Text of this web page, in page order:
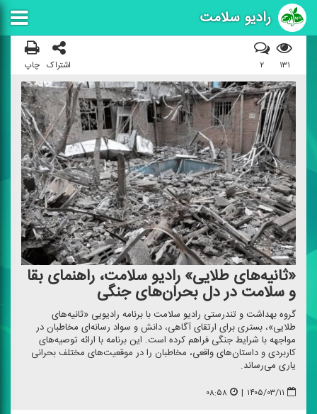
رادیو سلامت
۱۳۱ ۲ اشتراک چاپ
«ثانیه‌های طلایی» رادیو سلامت، راهنمای بقا
و سلامت در دل بحران‌های جنگی
گروه بهداشت و تندرستی رادیو سلامت با برنامه رادیویی «ثانیه‌های
طلایی»، بستری برای ارتقای آگاهی، دانش و سواد رسانه‌ای مخاطبان در
مواجهه با شرایط جنگی فراهم كرده است. این برنامه با ارائه توصیه‌های
كاربردی و داستان‌های واقعی، مخاطبان را در موقعیت‌های مختلف بحرانی
یاری می‌رساند.
۱۴۰۵/۰۳/۱۱ | ۰۸:۵۸